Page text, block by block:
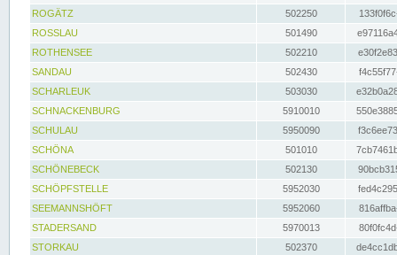
ROGÄTZ
502250
ROSSLAU
501490
ROTHENSEE
502210
SANDAU
502430
SCHARLEUK
503030
SCHNACKENBURG
5910010
SCHULAU
5950090
SCHÖNA
501010
SCHÖNEBECK
502130
SCHÖPFSTELLE
5952030
SEEMANNSHÖFT
5952060
STADERSAND
5970013
STORKAU
502370